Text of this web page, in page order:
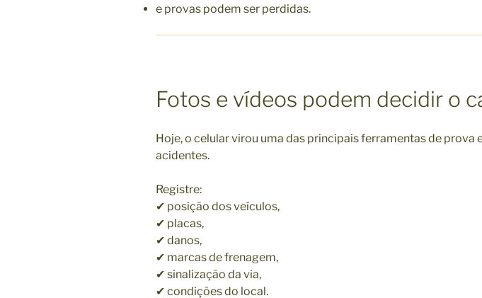
e provas podem ser perdidas.
Fotos e vídeos podem decidir o
Hoje, o celular virou uma das principais ferramentas de prova
acidentes.
Registre:
✔ posição dos veículos,
✔ placas,
✔ danos,
✔ marcas de frenagem,
✔ sinalização da via,
✔ condições do local.